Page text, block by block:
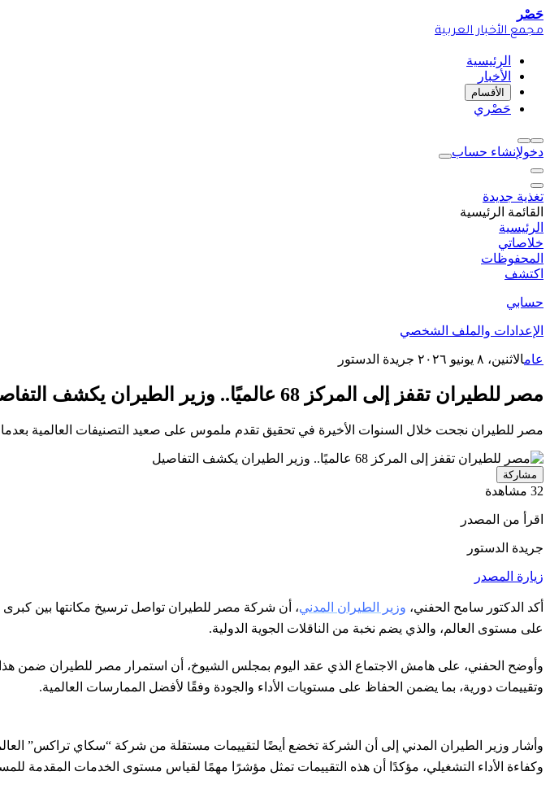
حَصْر
مجمع الأخبار العربية
الرئيسية
الأخبار
الأقسام
حَصْري
دخولإنشاء حساب
تغذية جديدة
القائمة الرئيسية
الرئيسية
خلاصاتي
المحفوظات
اكتشف
حسابي
الإعدادات والملف الشخصي
عامالاثنين، ٨ يونيو ٢٠٢٦ جريدة الدستور
مصر للطيران تقفز إلى المركز 68 عالميًا.. وزير الطيران يكشف التفاصيل
مصر للطيران نجحت خلال السنوات الأخيرة في تحقيق تقدم ملموس على صعيد التصنيفات العالمية بعدما كانت خارج قائمة
مشاركة
32 مشاهدة
اقرأ من المصدر
جريدة الدستور
زيارة المصدر
أكد الدكتور سامح الحفني، وزير الطيران المدني، أن شركة مصر للطيران تواصل ترسيخ مكانتها بين كبرى
على مستوى العالم، والذي يضم نخبة من الناقلات الجوية الدولية.
وأوضح الحفني، على هامش الاجتماع الذي عقد اليوم بمجلس الشيوخ، أن استمرار مصر للطيران ضمن هذا
وتقييمات دورية، بما يضمن الحفاظ على مستويات الأداء والجودة وفقًا لأفضل الممارسات العالمية.
وأشار وزير الطيران المدني إلى أن الشركة تخضع أيضًا لتقييمات مستقلة من شركة “سكاي تراكس”
وكفاءة الأداء التشغيلي، مؤكدًا أن هذه التقييمات تمثل مؤشرًا مهمًا لقياس مستوى الخدمات المقدمة